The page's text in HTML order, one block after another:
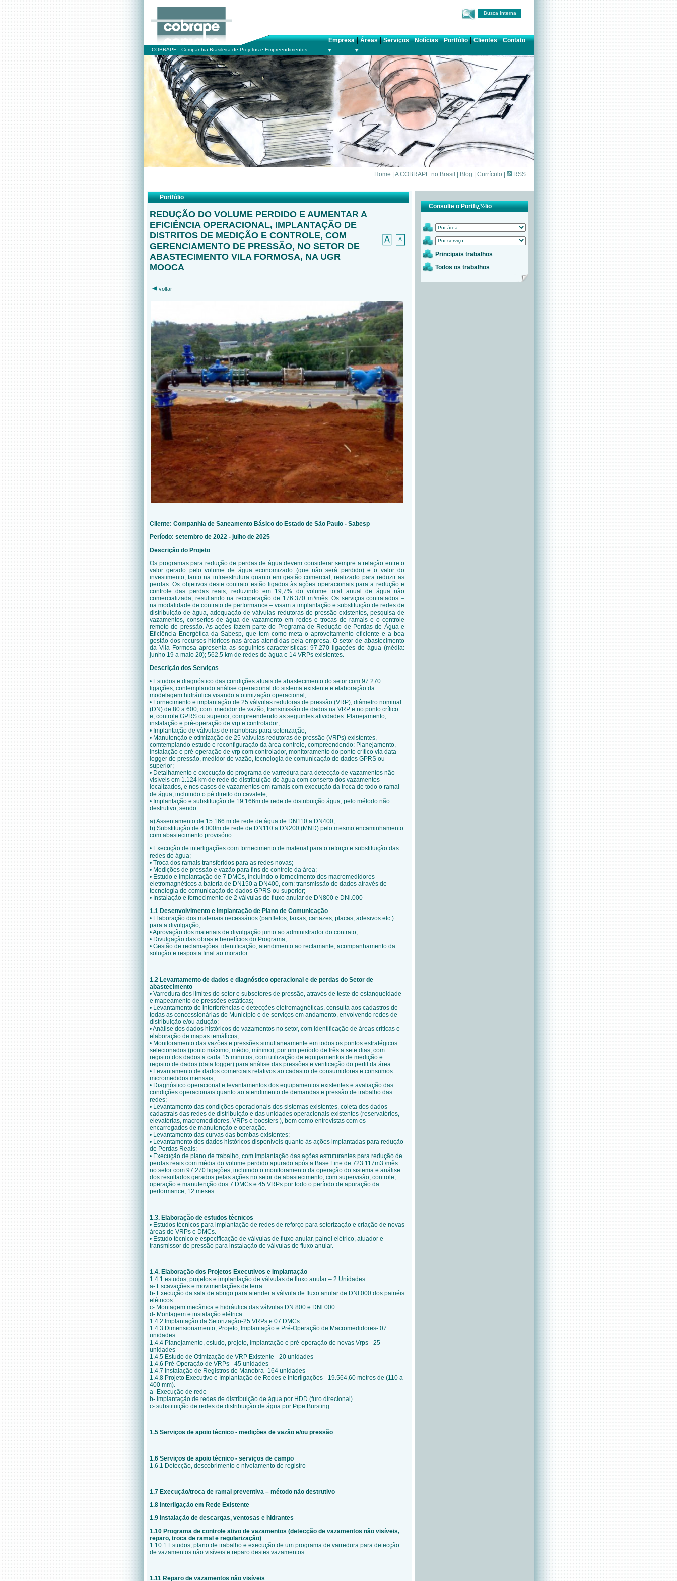
Busca Interna
Empresa|Áreas|Serviços|Notícias|Portfólio|Clientes|Contato
COBRAPE - Companhia Brasileira de Projetos e Empreendimentos
Home A COBRAPE no Brasil Blog Currículo RSS
Portfólio
REDUÇÃO DO VOLUME PERDIDO E AUMENTAR A
EFICIÊNCIA OPERACIONAL, IMPLANTAÇÃO DE
DISTRITOS DE MEDIÇÃO E CONTROLE, COM
GERENCIAMENTO DE PRESSÃO, NO SETOR DE
ABASTECIMENTO VILA FORMOSA, NA UGR
MOOCA
voltar
Cliente: Companhia de Saneamento Básico do Estado de São Paulo - Sabesp
Período: setembro de 2022 - julho de 2025
Descrição do Projeto
Os programas para redução de perdas de água devem considerar sempre a relação entre o
valor gerado pelo volume de água economizado (que não será perdido) e o valor do
investimento, tanto na infraestrutura quanto em gestão comercial, realizado para reduzir as
perdas. Os objetivos deste contrato estão ligados às ações operacionais para a redução e
controle das perdas reais, reduzindo em 19,7% do volume total anual de água não
comercializada, resultando na recuperação de 176.370 m³/mês. Os serviços contratados –
na modalidade de contrato de performance – visam a implantação e substituição de redes de
distribuição de água, adequação de válvulas redutoras de pressão existentes, pesquisa de
vazamentos, consertos de água de vazamento em redes e trocas de ramais e o controle
remoto de pressão. As ações fazem parte do Programa de Redução de Perdas de Água e
Eficiência Energética da Sabesp, que tem como meta o aproveitamento eficiente e a boa
gestão dos recursos hídricos nas áreas atendidas pela empresa. O setor de abastecimento
da Vila Formosa apresenta as seguintes características: 97.270 ligações de água (média:
junho 19 a maio 20); 562,5 km de redes de água e 14 VRPs existentes.
Descrição dos Serviços
• Estudos e diagnóstico das condições atuais de abastecimento do setor com 97.270
ligações, contemplando análise operacional do sistema existente e elaboração da
modelagem hidráulica visando a otimização operacional;
• Fornecimento e implantação de 25 válvulas redutoras de pressão (VRP), diâmetro nominal
(DN) de 80 a 600, com: medidor de vazão, transmissão de dados na VRP e no ponto crítico
e, controle GPRS ou superior, compreendendo as seguintes atividades: Planejamento,
instalação e pré-operação de vrp e controlador;
• Implantação de válvulas de manobras para setorização;
• Manutenção e otimização de 25 válvulas redutoras de pressão (VRPs) existentes,
comtemplando estudo e reconfiguração da área controle, compreendendo: Planejamento,
instalação e pré-operação de vrp com controlador, monitoramento do ponto crítico via data
logger de pressão, medidor de vazão, tecnologia de comunicação de dados GPRS ou
superior;
• Detalhamento e execução do programa de varredura para detecção de vazamentos não
visíveis em 1.124 km de rede de distribuição de água com conserto dos vazamentos
localizados, e nos casos de vazamentos em ramais com execução da troca de todo o ramal
de água, incluindo o pé direito do cavalete;
• Implantação e substituição de 19.166m de rede de distribuição água, pelo método não
destrutivo, sendo:
a) Assentamento de 15.166 m de rede de água de DN110 a DN400;
b) Substituição de 4.000m de rede de DN110 a DN200 (MND) pelo mesmo encaminhamento
com abastecimento provisório.
• Execução de interligações com fornecimento de material para o reforço e substituição das
redes de água;
• Troca dos ramais transferidos para as redes novas;
• Medições de pressão e vazão para fins de controle da área;
• Estudo e implantação de 7 DMCs, incluindo o fornecimento dos macromedidores
eletromagnéticos a bateria de DN150 a DN400, com: transmissão de dados através de
tecnologia de comunicação de dados GPRS ou superior;
• Instalação e fornecimento de 2 válvulas de fluxo anular de DN800 e DNl.000
1.1 Desenvolvimento e Implantação de Plano de Comunicação
• Elaboração dos materiais necessários (panfletos, faixas, cartazes, placas, adesivos etc.)
para a divulgação;
• Aprovação dos materiais de divulgação junto ao administrador do contrato;
• Divulgação das obras e benefícios do Programa;
• Gestão de reclamações: identificação, atendimento ao reclamante, acompanhamento da
solução e resposta final ao morador.
1.2 Levantamento de dados e diagnóstico operacional e de perdas do Setor de
abastecimento
• Varredura dos limites do setor e subsetores de pressão, através de teste de estanqueidade
e mapeamento de pressões estáticas;
• Levantamento de interferências e detecções eletromagnéticas, consulta aos cadastros de
todas as concessionárias do Município e de serviços em andamento, envolvendo redes de
distribuição e/ou adução;
• Análise dos dados históricos de vazamentos no setor, com identificação de áreas críticas e
elaboração de mapas temáticos;
• Monitoramento das vazões e pressões simultaneamente em todos os pontos estratégicos
selecionados (ponto máximo, médio, mínimo), por um período de três a sete dias, com
registro dos dados a cada 15 minutos, com utilização de equipamentos de medição e
registro de dados (data logger) para análise das pressões e verificação do perfil da área.
• Levantamento de dados comerciais relativos ao cadastro de consumidores e consumos
micromedidos mensais;
• Diagnóstico operacional e levantamentos dos equipamentos existentes e avaliação das
condições operacionais quanto ao atendimento de demandas e pressão de trabalho das
redes;
• Levantamento das condições operacionais dos sistemas existentes, coleta dos dados
cadastrais das redes de distribuição e das unidades operacionais existentes (reservatórios,
elevatórias, macromedidores, VRPs e boosters ), bem como entrevistas com os
encarregados de manutenção e operação.
• Levantamento das curvas das bombas existentes;
• Levantamento dos dados históricos disponíveis quanto às ações implantadas para redução
de Perdas Reais;
• Execução de plano de trabalho, com implantação das ações estruturantes para redução de
perdas reais com média do volume perdido apurado após a Base Line de 723.117m3 /mês
no setor com 97.270 ligações, incluindo o monitoramento da operação do sistema e análise
dos resultados gerados pelas ações no setor de abastecimento, com supervisão, controle,
operação e manutenção dos 7 DMCs e 45 VRPs por todo o período de apuração da
performance, 12 meses.
1.3. Elaboração de estudos técnicos
• Estudos técnicos para implantação de redes de reforço para setorização e criação de novas
áreas de VRPs e DMCs.
• Estudo técnico e especificação de válvulas de fluxo anular, painel elétrico, atuador e
transmissor de pressão para instalação de válvulas de fluxo anular.
1.4. Elaboração dos Projetos Executivos e Implantação
1.4.1 estudos, projetos e implantação de válvulas de fluxo anular – 2 Unidades
a- Escavações e movimentações de terra
b- Execução da sala de abrigo para atender a válvula de fluxo anular de DNl.000 dos painéis
elétricos
c- Montagem mecânica e hidráulica das válvulas DN 800 e DNl.000
d- Montagem e instalação elétrica
1.4.2 Implantação da Setorização-25 VRPs e 07 DMCs
1.4.3 Dimensionamento, Projeto, Implantação e Pré-Operação de Macromedidores- 07
unidades
1.4.4 Planejamento, estudo, projeto, implantação e pré-operação de novas Vrps - 25
unidades
1.4.5 Estudo de Otimização de VRP Existente - 20 unidades
1.4.6 Pré-Operação de VRPs - 45 unidades
1.4.7 Instalação de Registros de Manobra -164 unidades
1.4.8 Projeto Executivo e Implantação de Redes e Interligações - 19.564,60 metros de (110 a
400 mm).
a- Execução de rede
b- Implantação de redes de distribuição de água por HDD (furo direcional)
c- substituição de redes de distribuição de água por Pipe Bursting
1.5 Serviços de apoio técnico - medições de vazão e/ou pressão
1.6 Serviços de apoio técnico - serviços de campo
1.6.1 Detecção, descobrimento e nivelamento de registro
1.7 Execução/troca de ramal preventiva – método não destrutivo
1.8 Interligação em Rede Existente
1.9 Instalação de descargas, ventosas e hidrantes
1.10 Programa de controle ativo de vazamentos (detecção de vazamentos não visíveis,
reparo, troca de ramal e regularização)
1.10.1 Estudos, plano de trabalho e execução de um programa de varredura para detecção
de vazamentos não visíveis e reparo destes vazamentos
1.11 Reparo de vazamentos não visíveis
Consulte o Portfï¿½lio
Principais trabalhos
Todos os trabalhos